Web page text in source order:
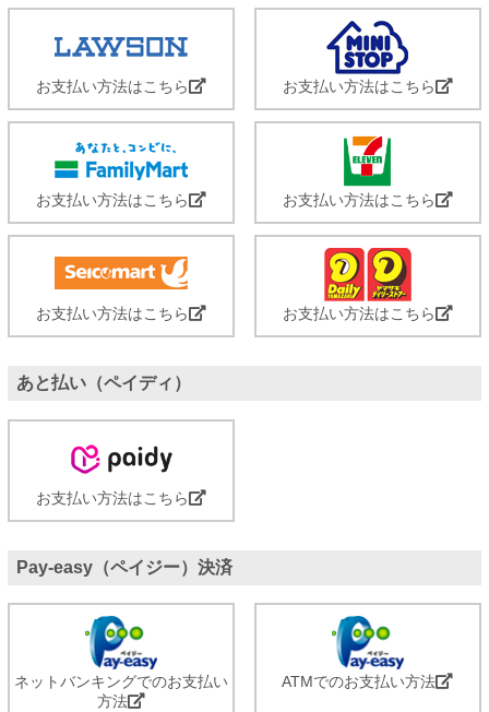
お支払い方法はこちら お支払い方法はこちら
お支払い方法はこちら お支払い方法はこちら
お支払い方法はこちら お支払い方法はこちら
あと払い（ペイディ）
お支払い方法はこちら
Pay-easy（ペイジー）決済
ネットバンキングでのお支払い
方法
ATMでのお支払い方法